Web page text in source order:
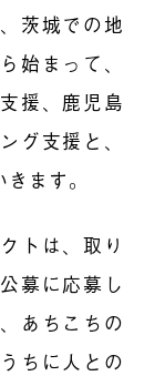
茨城での地
始まって、
援、鹿児島
グ支援と、
ます。
トは、取り
募に応募し
あちこちの
ちに人との